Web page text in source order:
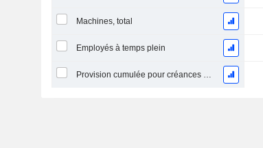
Machines, total
Employés à temps plein
Provision cumulée pour créances douteuses (Supple)